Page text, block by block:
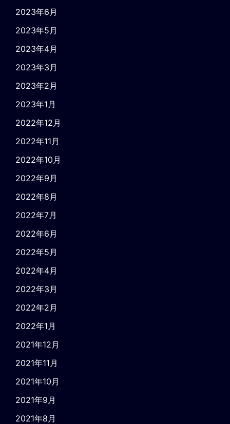
2023年6月
2023年5月
2023年4月
2023年3月
2023年2月
2023年1月
2022年12月
2022年11月
2022年10月
2022年9月
2022年8月
2022年7月
2022年6月
2022年5月
2022年4月
2022年3月
2022年2月
2022年1月
2021年12月
2021年11月
2021年10月
2021年9月
2021年8月